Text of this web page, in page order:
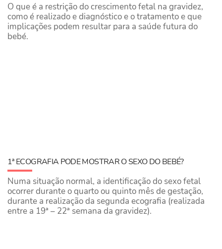
O que é a restrição do crescimento fetal na gravidez,
como é realizado e diagnóstico e o tratamento e que
implicações podem resultar para a saúde futura do
bebé.
1ª ECOGRAFIA PODE MOSTRAR O SEXO DO BEBÉ?
Numa situação normal, a identificação do sexo fetal
ocorrer durante o quarto ou quinto mês de gestação,
durante a realização da segunda ecografia (realizada
entre a 19ª – 22ª semana da gravidez).